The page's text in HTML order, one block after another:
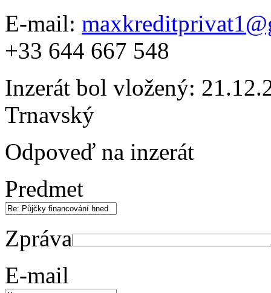
E-mail:
+33 644 667 548
Inzerát bol vložený:
Trnavský
Odpoveď na inzerát
Predmet
Zpráva
E-mail